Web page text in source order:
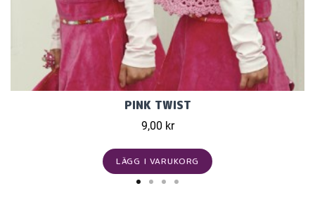
PINK TWIST
9,00 kr
LÄGG I VARUKORG